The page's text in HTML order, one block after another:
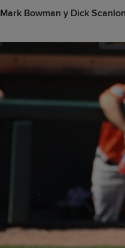
Mark Bowman y Dick Scanlon